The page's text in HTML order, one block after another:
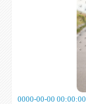
0000-00-00 00:00:00